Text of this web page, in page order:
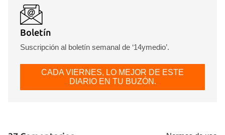
Boletín
Suscripción al boletín semanal de ‘14ymedio’.
CADA VIERNES, LO MEJOR DE ESTE
DIARIO EN TU BUZÓN.